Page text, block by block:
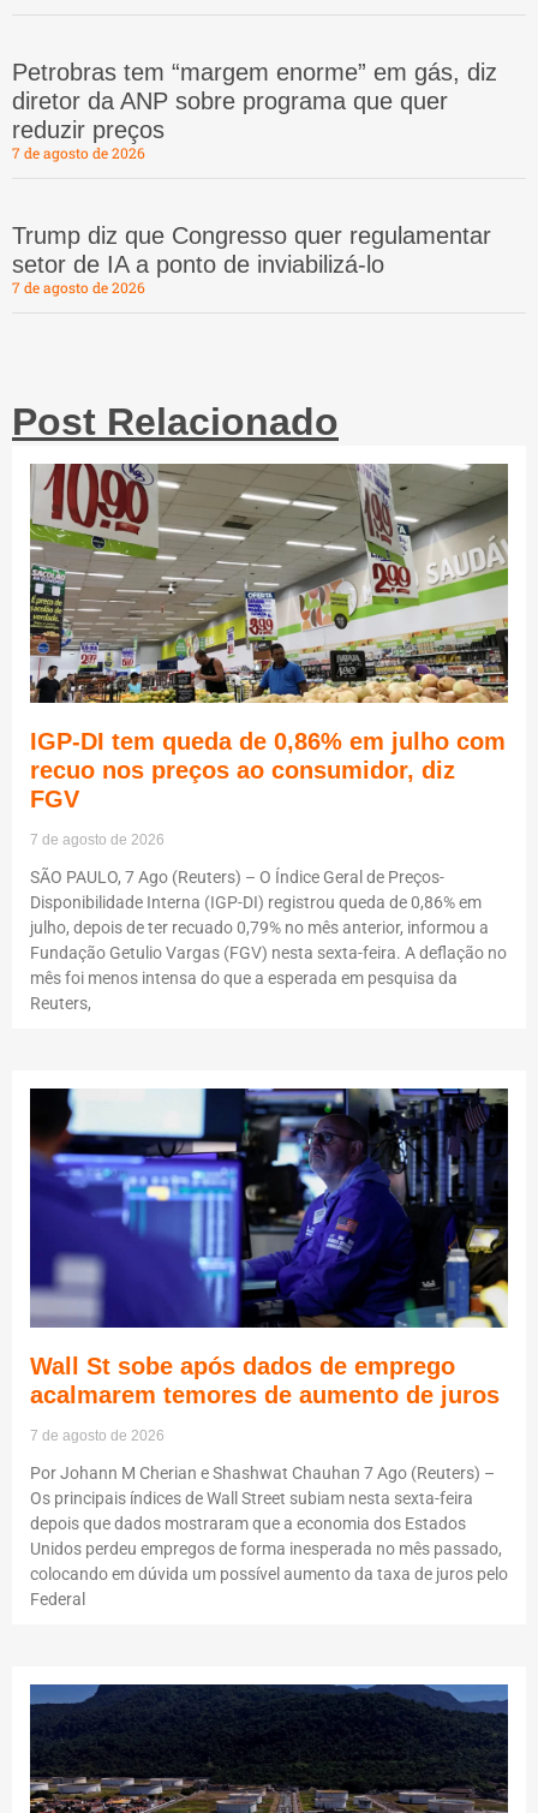
Petrobras tem “margem enorme” em gás, diz
diretor da ANP sobre programa que quer
reduzir preços
7 de agosto de 2026
Trump diz que Congresso quer regulamentar
setor de IA a ponto de inviabilizá-lo
7 de agosto de 2026
Post Relacionado
IGP-DI tem queda de 0,86% em julho com
recuo nos preços ao consumidor, diz
FGV
7 de agosto de 2026
SÃO PAULO, 7 Ago (Reuters) – O Índice Geral de Preços-
Disponibilidade Interna (IGP-DI) registrou queda de 0,86% em
julho, depois de ter recuado 0,79% no mês anterior, informou a
Fundação Getulio Vargas (FGV) nesta sexta-feira. A deflação no
mês foi menos intensa do que a esperada em pesquisa da
Reuters,
Wall St sobe após dados de emprego
acalmarem temores de aumento de juros
7 de agosto de 2026
Por Johann M Cherian e Shashwat Chauhan 7 Ago (Reuters) –
Os principais índices de Wall Street subiam nesta sexta-feira
depois que dados mostraram que a economia dos Estados
Unidos perdeu empregos de forma inesperada no mês passado,
colocando em dúvida um possível aumento da taxa de juros pelo
Federal